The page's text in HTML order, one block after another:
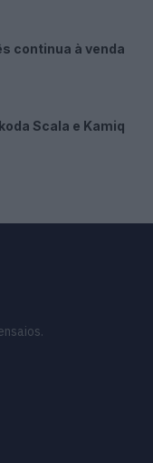
continua à venda
Scala e Kamiq